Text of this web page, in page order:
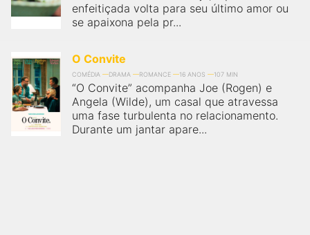
enfeitiçada volta para seu último amor ou
se apaixona pela pr...
O Convite
COMÉDIA DRAMA ROMANCE 16 ANOS 107 MIN
“O Convite” acompanha Joe (Rogen) e
Angela (Wilde), um casal que atravessa
uma fase turbulenta no relacionamento.
Durante um jantar apare...